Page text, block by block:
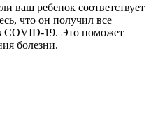
ваш ребенок соответствует
что он получил все
COVID-19. Это поможет
болезни.